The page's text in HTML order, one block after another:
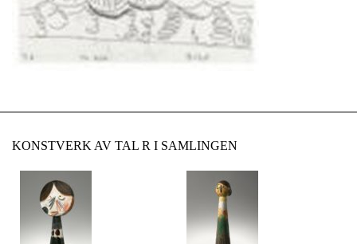
KONSTVERK AV TAL R I SAMLINGEN